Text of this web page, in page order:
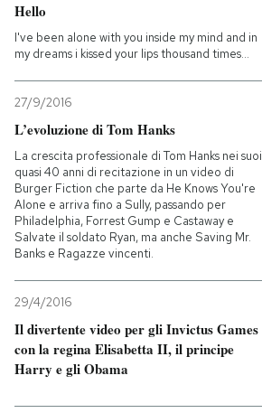
Hello
I've been alone with you inside my mind and in
my dreams i kissed your lips thousand times...
27/9/2016
L’evoluzione di Tom Hanks
La crescita professionale di Tom Hanks nei suoi
quasi 40 anni di recitazione in un video di
Burger Fiction che parte da He Knows You're
Alone e arriva fino a Sully, passando per
Philadelphia, Forrest Gump e Castaway e
Salvate il soldato Ryan, ma anche Saving Mr.
Banks e Ragazze vincenti.
29/4/2016
Il divertente video per gli Invictus Games
con la regina Elisabetta II, il principe
Harry e gli Obama